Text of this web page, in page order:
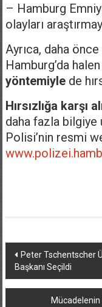
– Hamburg
olayları
Ayrıca, daha önce
Hamburg’da halen
yöntemiylede
Hırsızlığa karşı
daha fazla bilgiye
Polisi’nin resmi
Yazı
dolaşımı
Peter Tschentscher
Başkanı Seçildi
Mücadelenin